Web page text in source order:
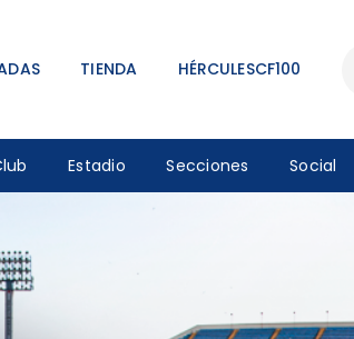
TIENDA HÉRCULESCF100
Estadio Secciones Social
TIENDA